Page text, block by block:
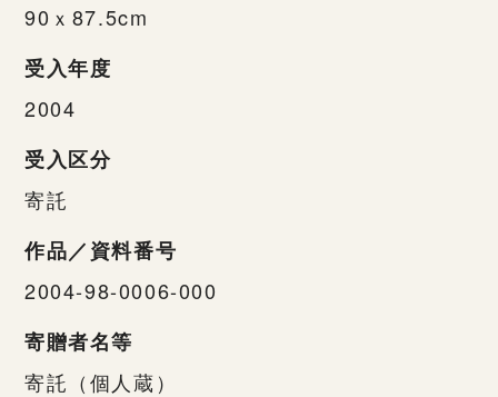
90ｘ87.5cm
受入年度
2004
受入区分
寄託
作品／資料番号
2004-98-0006-000
寄贈者名等
寄託（個人蔵）